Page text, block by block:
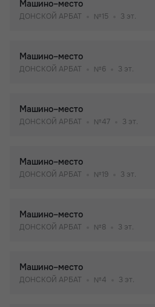
Машино–место
ДОНСКОЙ АРБАТ №15 3 эт.
Машино–место
ДОНСКОЙ АРБАТ №6 3 эт.
Машино–место
ДОНСКОЙ АРБАТ №47 3 эт.
Машино–место
ДОНСКОЙ АРБАТ №19 3 эт.
Машино–место
ДОНСКОЙ АРБАТ №8 3 эт.
Машино–место
ДОНСКОЙ АРБАТ №4 3 эт.